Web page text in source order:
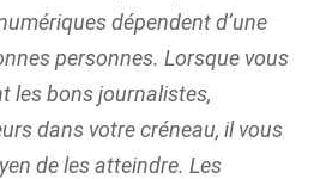
dépendent d’une
personnes. Lorsque vous
les bons journalistes,
dans votre créneau, il vous
de les atteindre. Les